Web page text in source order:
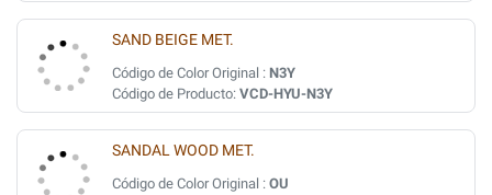
SAND BEIGE MET.
Código de Color Original : N3Y
Código de Producto: VCD-HYU-N3Y
SANDAL WOOD MET.
Código de Color Original : OU